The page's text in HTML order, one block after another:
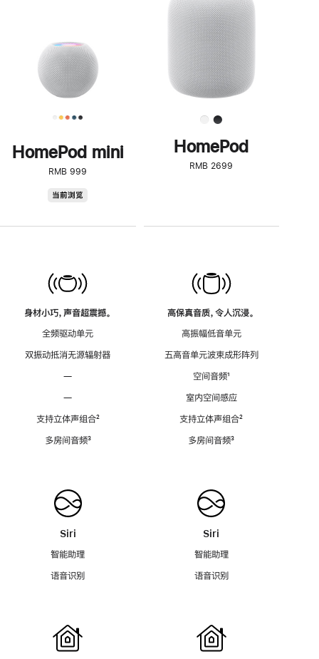
HomePod mini
RMB 999
当前浏览
身材小巧，声音超震撼。
全频驱动单元
双振动抵消无源辐射器
—
—
支持立体声组合脚
²
多房间音频脚
³
Siri
智能助理
语音识别
了
解
HomePod<
HomePod
RMB 2699
高保真音质，令人沉浸。
高振幅低音单元
五高音单元波束成形阵列
空间音频脚
¹
室内空间感应
支持立体声组合脚
²
多房间音频脚
³
Siri
智能助理
语音识别